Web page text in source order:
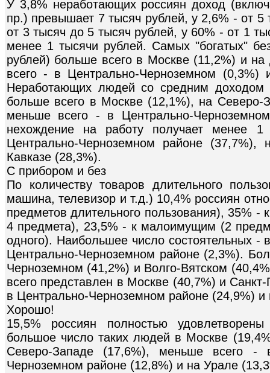
У 3,8% неработающих россиян доход
пр.) превышает 7 тысяч рублей, у 2,6% - от
от 3 тысяч до 5 тысяч рублей, у 60% - от 1
менее 1 тысячи рублей. Самых "богатых"
рублей) больше всего в Москве (11,2%) и
всего - в Центрально-Черноземном (0,3%)
Неработающих людей со средним
больше всего в Москве (12,1%), на
меньше всего - в Центрально-
нехождение на работу получает менее
Центрально-Черноземном районе
Кавказе (28,3%).
С прибором и без
По количеству товаров длительного
машина, телевизор и т.д.) 10,4% россиян
предметов длительного пользования), 35%
4 предмета), 23,5% - к малоимущим (2
одного). Наибольшее число состоятельных
Центрально-Черноземном районе (2,3%).
Черноземном (41,2%) и Волго-Вятском
всего представлен в Москве (40,7%) и
в Центрально-Черноземном районе (24,9%)
Хорошо!
15,5% россиян полностью
большое число таких людей в Москве
Северо-Западе (17,6%), меньше всего -
Черноземном районе (12,8%) и на Урале